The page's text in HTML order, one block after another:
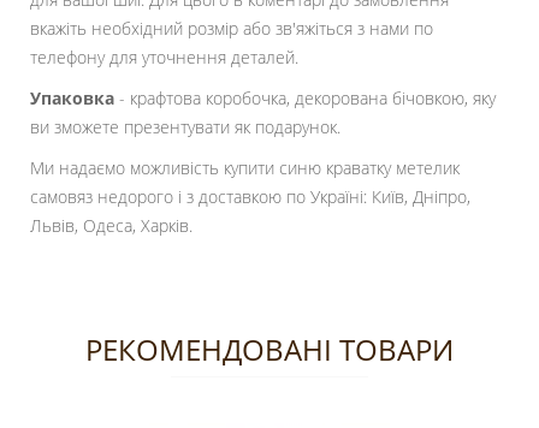
вкажіть необхідний розмір або зв'яжіться з нами по
телефону для уточнення деталей.
Упаковка - крафтова коробочка, декорована бічовкою, яку
ви зможете презентувати як подарунок.
Ми надаємо можливість купити синю краватку метелик
самовяз недорого і з доставкою по Україні: Київ, Дніпро,
Львів, Одеса, Харків.
РЕКОМЕНДОВАНІ ТОВАРИ